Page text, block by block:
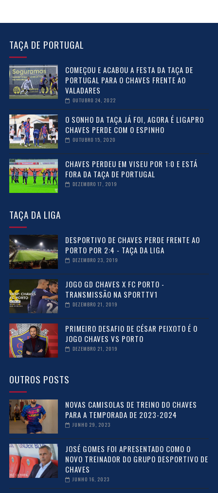
TAÇA DE PORTUGAL
COMEÇOU E ACABOU A FESTA DA TAÇA DE
PORTUGAL PARA O CHAVES FRENTE AO
VALADARES
OUTUBRO 24, 2022
O SONHO DA TAÇA JÁ FOI, AGORA É LIGAPRO
CHAVES PERDE COM O ESPINHO
OUTUBRO 15, 2020
CHAVES PERDEU EM VISEU POR 1:0 E ESTÁ
FORA DA TAÇA DE PORTUGAL
DEZEMBRO 17, 2019
TAÇA DA LIGA
DESPORTIVO DE CHAVES PERDE FRENTE AO
PORTO POR 2:4 - TAÇA DA LIGA
DEZEMBRO 23, 2019
JOGO GD CHAVES X FC PORTO -
TRANSMISSÃO NA SPORTTV1
DEZEMBRO 21, 2019
PRIMEIRO DESAFIO DE CÉSAR PEIXOTO É O
JOGO CHAVES VS PORTO
DEZEMBRO 21, 2019
OUTROS POSTS
NOVAS CAMISOLAS DE TREINO DO CHAVES
PARA A TEMPORADA DE 2023-2024
JUNHO 29, 2023
JOSÉ GOMES FOI APRESENTADO COMO O
NOVO TREINADOR DO GRUPO DESPORTIVO DE
CHAVES
JUNHO 16, 2023